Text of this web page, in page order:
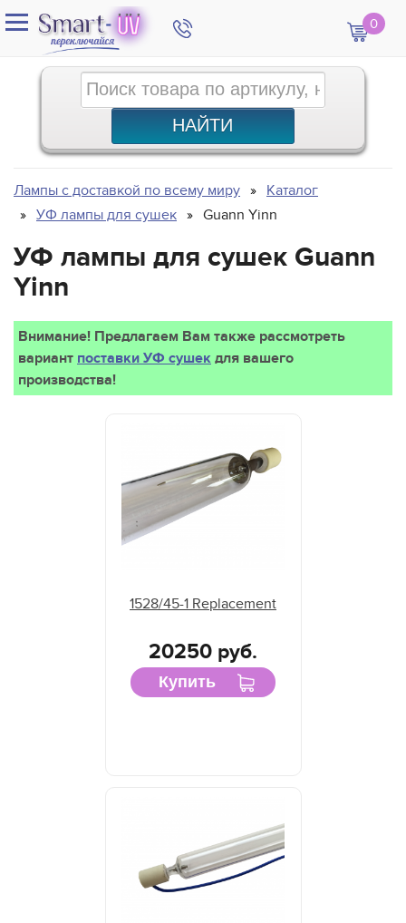
0
Лампы с доставкой по всему миру
Каталог
УФ лампы для сушек
Guann Yinn
УФ лампы для сушек Guann
Yinn
Внимание! Предлагаем Вам также рассмотреть
вариант поставки УФ сушек для вашего
производства!
1528/45-1 Replacement
20250 руб.
Купить